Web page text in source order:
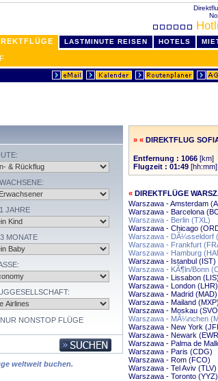
LASTMINUTE REISEN HOTELS
JAHRE
MONATE
NUR NONSTOP FLÜGE
weltweit buchen.
» « DIREKTFLUG
Entfernung : 1066 [km]
Flugzeit : 01:49 [hh:mm]
« DIREKTFLÜGE
Warszawa - Amsterdam
Warszawa - Barcelona
Warszawa - Berlin (TXL)
Warszawa - Chicago
Warszawa - DÃ¼sseldorf
Warszawa - Frankfurt
Warszawa - Hamburg
Warszawa - Istanbul (IST)
Warszawa - KÃ¶ln/Bonn
Warszawa - Lissabon (LIS)
Warszawa - London (LHR)
Warszawa - Madrid (MAD)
Warszawa - Mailand (MXP)
Warszawa - Moskau
Warszawa - MÃ¼nchen
Warszawa - New York
Warszawa - Newark
Warszawa - Palma de
Warszawa - Paris (CDG)
Warszawa - Rom (FCO)
Warszawa - Tel Aviv (TLV)
Warszawa - Toronto (YYZ)